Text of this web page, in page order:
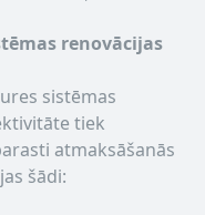
renovācijas
sistēmas
tiek
atmaksāšanās
šādi: